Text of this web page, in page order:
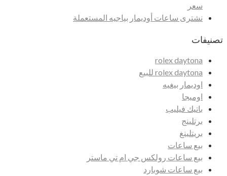
سعر
نشترى ساعات أوديمار بياجيه المستعملة
تصنيفات
rolex daytona
rolex daytona للبيع
اوديمار بيغيه
اوميجا
باتيك فيليب
برتلينج
بريتلينغ
بيع ساعات
بيع ساعات رولكس جي ام تي ماستر
بيع ساعات شوبارد